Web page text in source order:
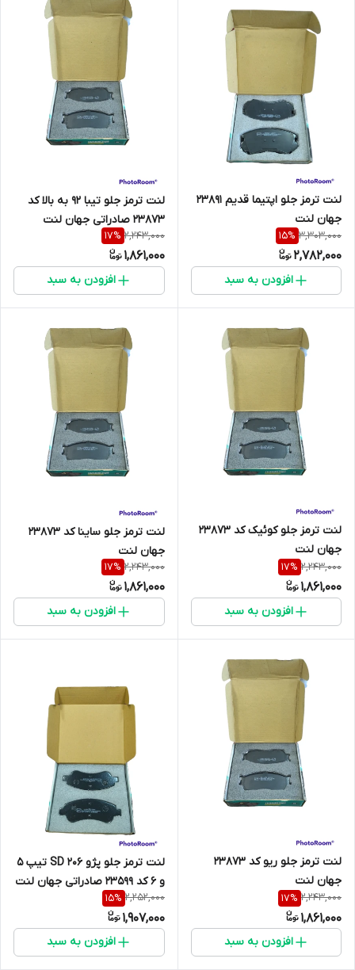
لنت ترمز جلو اپتیما قدیم 23891
جهان لنت
3,303,000
15%
2,782,000
افزودن به سبد
لنت ترمز جلو تیبا 92 به بالا کد
23873 صادراتی جهان لنت
2,243,000
17%
1,861,000
افزودن به سبد
لنت ترمز جلو کوئیک کد 23873
جهان لنت
2,243,000
17%
1,861,000
افزودن به سبد
لنت ترمز جلو ساینا کد 23873
جهان لنت
2,243,000
17%
1,861,000
افزودن به سبد
لنت ترمز جلو ریو کد 23873
جهان لنت
2,243,000
17%
1,861,000
افزودن به سبد
لنت ترمز جلو پژو 206 SD تیپ 5
و 6 کد 23599 صادراتی جهان لنت
2,252,000
15%
1,907,000
افزودن به سبد